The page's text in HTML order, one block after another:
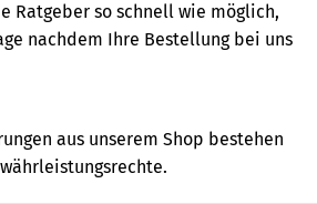
Ratgeber so schnell wie möglich,
nachdem Ihre Bestellung bei uns
aus unserem Shop bestehen